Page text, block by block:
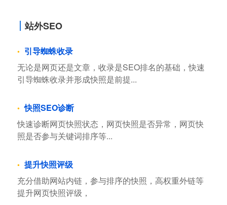
站外SEO
引导蜘蛛收录
无论是网页还是文章，收录是SEO排名的基础，快速
引导蜘蛛收录并形成快照是前提...
快照SEO诊断
快速诊断网页快照状态，网页快照是否异常，网页快
照是否参与关键词排序等...
提升快照评级
充分借助网站内链，参与排序的快照，高权重外链等
提升网页快照评级，